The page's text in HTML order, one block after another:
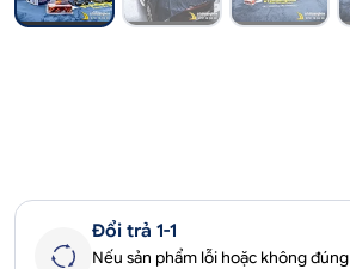
Đổi trả 1-1
Nếu sản phẩm lỗi hoặc không đúng